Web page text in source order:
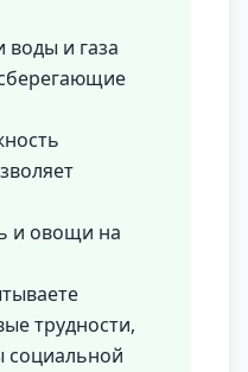
воды и газа
и овощи на
трудности,
социальной